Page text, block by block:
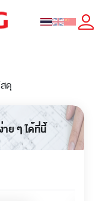
ดุ
ย ๆ ได้ที่นี้